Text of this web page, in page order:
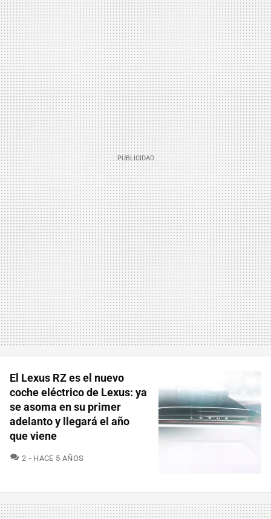
El Lexus RZ es el nuevo
coche eléctrico de Lexus: ya
se asoma en su primer
adelanto y llegará el año
que viene
2 COMENTARIOS
HACE 5 AÑOS